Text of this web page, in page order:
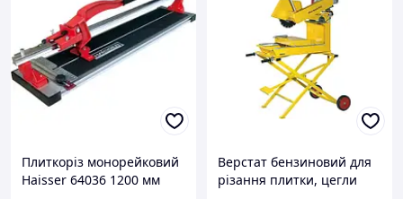
Плиткоріз монорейковий
Haisser 64036 1200 мм
Верстат бензиновий для
різання плитки, цегли